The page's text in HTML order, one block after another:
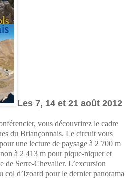
Les 7, 14 et 21 août 2012
vous découvrirez le cadre
du Briançonnais. Le circuit vous
une lecture de paysage à 2 700 m
à 2 413 m pour pique-niquer et
de Serre-Chevalier. L’excursion
col d’Izoard pour le dernier panorama